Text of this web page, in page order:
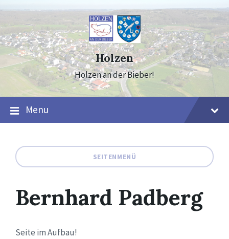
to
content
to
navigation
to
footer
Holzen
Holzen an der Bieber!
Menu
SEITENMENÜ
Bernhard Padberg
Seite im Aufbau!